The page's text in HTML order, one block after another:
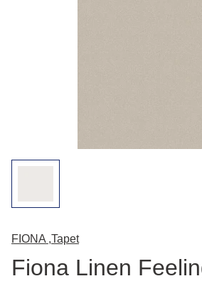
FIONA ,Tapet
Fiona Linen